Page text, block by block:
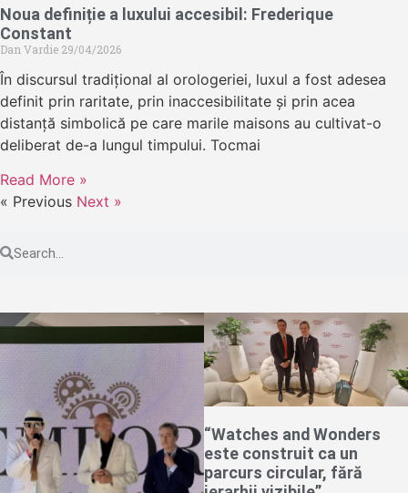
Noua definiție a luxului accesibil: Frederique
Constant
Dan Vardie 29/04/2026
În discursul tradițional al orologeriei, luxul a fost adesea
definit prin raritate, prin inaccesibilitate și prin acea
distanță simbolică pe care marile maisons au cultivat-o
deliberat de-a lungul timpului. Tocmai
Read More »
« Previous Next »
“Watches and Wonders
este construit ca un
parcurs circular, fără